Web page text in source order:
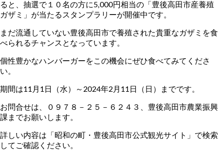
ると、抽選で１０名の方に5,000円相当の「豊後高田市産養殖
ガザミ」が当たるスタンプラリーが開催中です。
まだ流通していない豊後高田市で養殖された貴重なガザミを食
べられるチャンスとなっています。
個性豊かなハンバーガーをこの機会にぜひ食べてみてくださ
い。
期間は11月1日（水）～2024年2月11日（日）までです。
お問合せは、０９７８－２５－６２４３、豊後高田市農業振興
課までお願いします。
詳しい内容は「昭和の町・豊後高田市公式観光サイト」で検索
してご確認ください。